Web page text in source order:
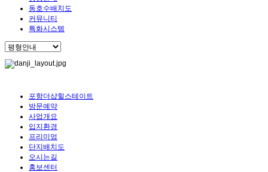
동호수배치도
커뮤니티
특화시스템
포항더샵힐스테이트
방문예약
사업개요
입지환경
프리미엄
단지배치도
오시는길
홍보센터